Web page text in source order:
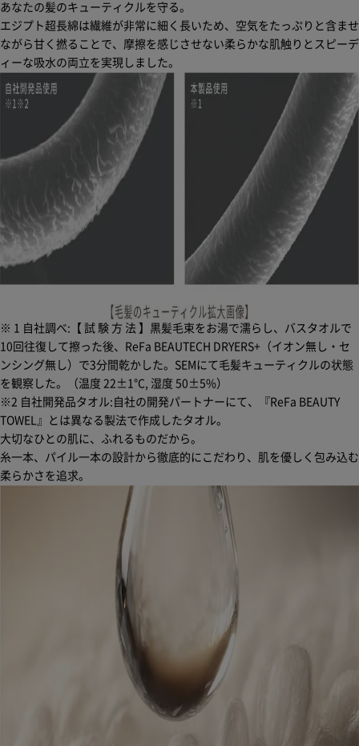
あなたの髪のキューティクルを守る。
エジプト超長綿は繊維が非常に細く長いため、空気をたっぷりと含ませ
ながら甘く撚ることで、摩擦を感じさせない柔らかな肌触りとスピーデ
ィーな吸水の両立を実現しました。
※ 1 自社調べ:【 試 験 方 法 】黒髪毛束をお湯で濡らし、バスタオルで
10回往復して擦った後、ReFa BEAUTECH DRYERS+（イオン無し・セ
ンシング無し）で3分間乾かした。SEMにて毛髪キューティクルの状態
を観察した。（温度 22±1°C, 湿度 50±5%）
※2 自社開発品タオル:自社の開発パートナーにて、『ReFa BEAUTY
TOWEL』とは異なる製法で作成したタオル。
大切なひとの肌に、ふれるものだから。
糸一本、パイル一本の設計から徹底的にこだわり、肌を優しく包み込む
柔らかさを追求。